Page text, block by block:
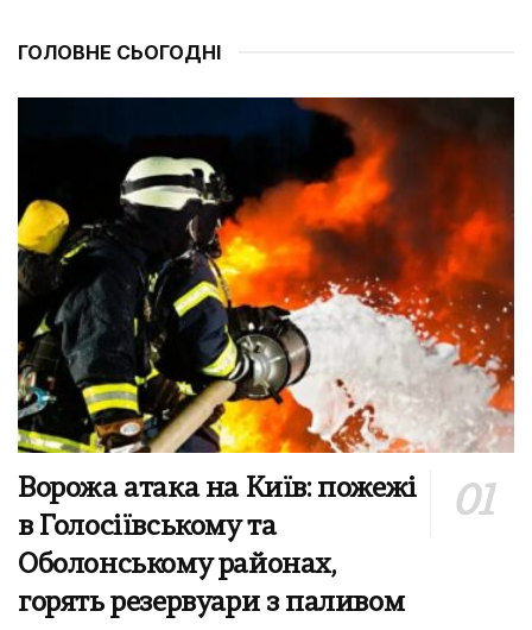
ГОЛОВНЕ СЬОГОДНІ
Ворожа атака на Київ: пожежі
в Голосіївському та
Оболонському районах,
горять резервуари з паливом